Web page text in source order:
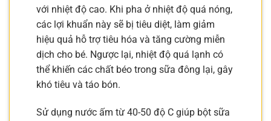
với nhiệt độ cao. Khi pha ở nhiệt độ quá nóng,
các lợi khuẩn này sẽ bị tiêu diệt, làm giảm
hiệu quả hỗ trợ tiêu hóa và tăng cường miễn
dịch cho bé. Ngược lại, nhiệt độ quá lạnh có
thể khiến các chất béo trong sữa đông lại, gây
khó tiêu và táo bón.
Sử dụng nước ấm từ 40-50 độ C giúp bột sữa